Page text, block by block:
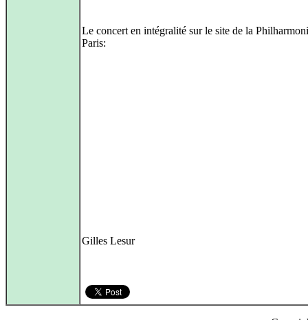
Le concert en intégralité sur le site de la
Paris:
Gilles Lesur